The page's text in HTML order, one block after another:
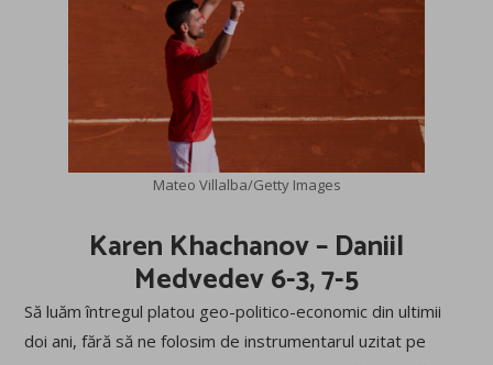
Mateo Villalba/Getty Images
Karen Khachanov – Daniil
Medvedev 6-3, 7-5
Să luăm întregul platou geo-politico-economic din ultimii
doi ani, fără să ne folosim de instrumentarul uzitat pe